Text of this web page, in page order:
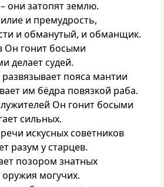
они затопят землю.
и премудрость,
и обманутый, и обманщик.
Он гонит босыми
делает судей.
пояса мантии
им бёдра повязкой раба.
Он гонит босыми
сильных.
искусных советников
разум у старцев.
позором знатных
могучих.